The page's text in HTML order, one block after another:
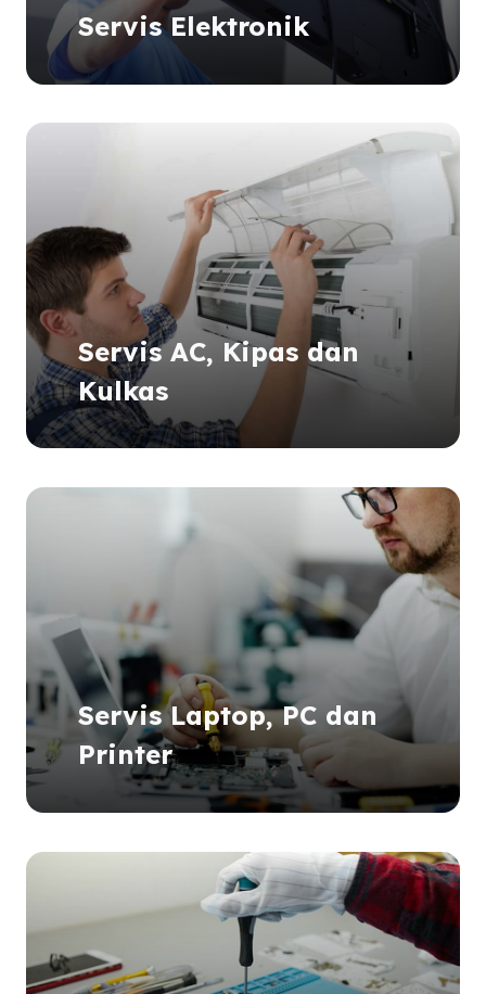
Servis Elektronik
Servis AC, Kipas dan
Kulkas
Servis Laptop, PC dan
Printer